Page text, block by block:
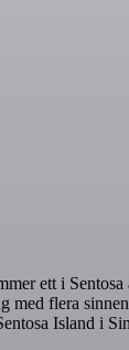
ett i
med flera
Island i